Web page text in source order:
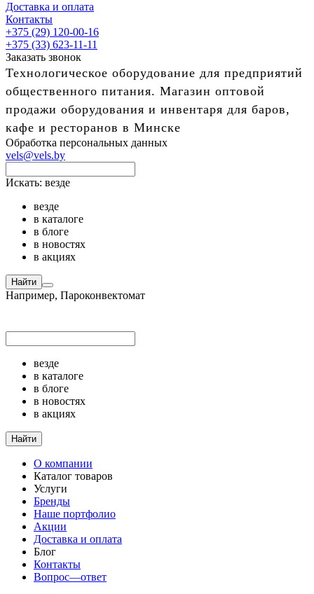
Доставка и оплата
Контакты
+375 (29) 120-00-16
+375 (33) 623-11-11
Заказать звонок
Технологическое оборудование для предприятий
общественного питания. Магазин оптовой
продажи оборудования и инвентаря для баров,
кафе и ресторанов в Минске
Обработка персональных данных
vels@vels.by
Искать: везде
везде
в каталоге
в блоге
в новостях
в акциях
Найти
Например, Пароконвектомат
везде
в каталоге
в блоге
в новостях
в акциях
Найти
О компании
Каталог товаров
Услуги
Бренды
Наше портфолио
Акции
Доставка и оплата
Блог
Контакты
Вопрос—ответ